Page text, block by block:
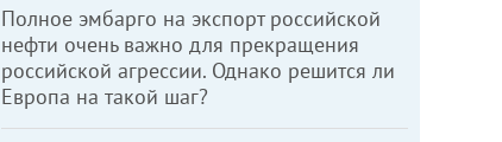
Полное эмбарго на экспорт российской
нефти очень важно для прекращения
российской агрессии. Однако решится ли
Европа на такой шаг?